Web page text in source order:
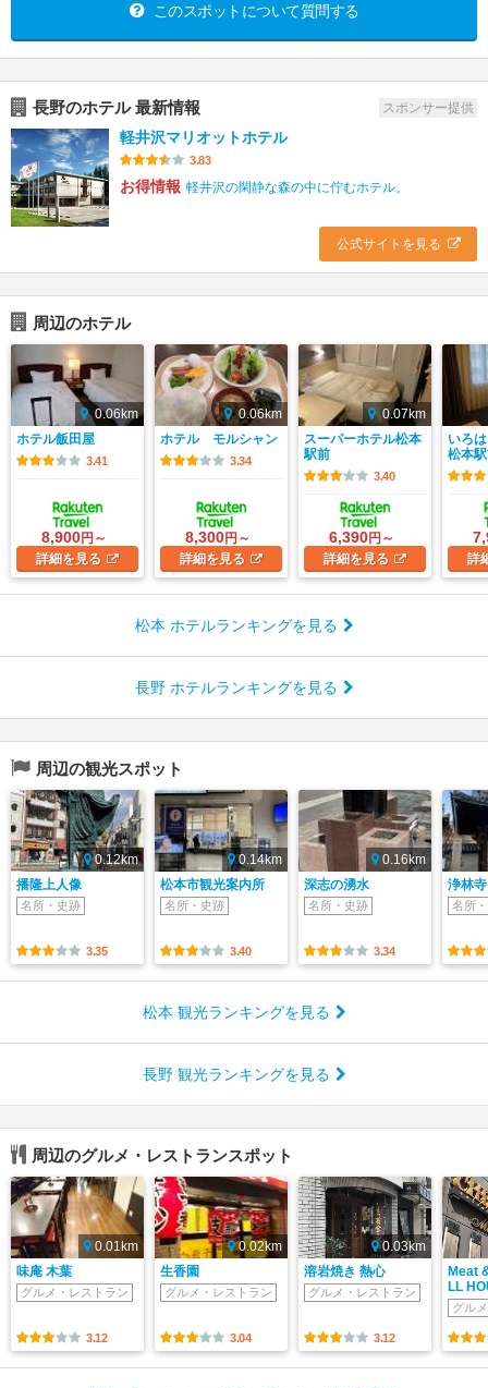
このスポットについて質問する
長野のホテル 最新情報 スポンサー提供
軽井沢マリオットホテル
3.83
お得情報 軽井沢の閑静な森の中に佇むホテル。
公式サイトを見る
周辺のホテル
0.06km
ホテル飯田屋
3.41
8,900円～
詳細を見る
0.06km
ホテル モルシャン
3.34
8,300円～
詳細を見る
0.07km
スーパーホテル松本
駅前
3.40
6,390円～
詳細を見る
いろ
松本
詳
松本 ホテルランキングを見る
長野 ホテルランキングを見る
周辺の観光スポット
0.12km
播隆上人像
名所・史跡
3.35
0.14km
松本市観光案内所
名所・史跡
3.40
0.16km
深志の湧水
名所・史跡
3.34
浄林
名所
松本 観光ランキングを見る
長野 観光ランキングを見る
周辺のグルメ・レストランスポット
0.01km
味庵 木葉
グルメ・レストラン
3.12
0.02km
生香園
グルメ・レストラン
3.04
0.03km
溶岩焼き 熱心
グルメ・レストラン
3.12
Meat
LL
グル